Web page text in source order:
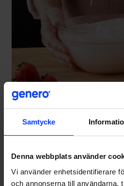
Samtycke
Denna webbplats använder
Vi använder enhetsidentifierare
och annonserna till användarna,
Lösning
Vårt team för Valio Aimo